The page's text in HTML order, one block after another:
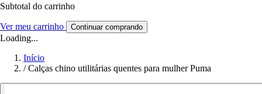
Subtotal do carrinho
Ver meu carrinho Continuar comprando
Loading...
Início
/ Calças chino utilitárias quentes para mulher Puma